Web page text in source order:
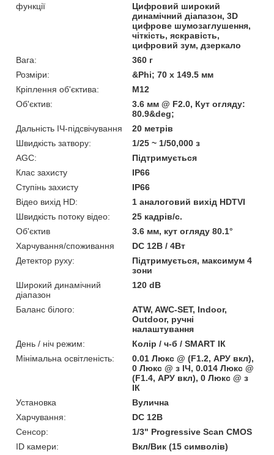
функції
Цифровий широкий
динамічний діапазон, 3D
цифрове шумозаглушення,
чіткість, яскравість,
цифровий зум, дзеркало
Вага:
360 г
Розміри:
&Phi; 70 х 149.5 мм
Кріплення об'єктива:
М12
Об'єктив:
3.6 мм @ F2.0, Кут огляду:
80.9&deg;
Дальність ІЧ-підсвічування
20 метрів
Швидкість затвору:
1/25 ~ 1/50,000 з
AGC:
Підтримується
Клас захисту
IP66
Ступінь захисту
IP66
Відео вихід HD:
1 аналоговий вихід HDTVI
Швидкість потоку відео:
25 кадрів/с.
Об'єктив
3.6 мм, кут огляду 80.1°
Харчування/споживання
DC 12В / 4Вт
Детектор руху:
Підтримується, максимум 4
зони
Широкий динамічний
діапазон
120 dB
Баланс білого:
ATW, AWC-SET, Indoor,
Outdoor, ручні
налаштування
День / ніч режим:
Колір / ч-б / SMART ІК
Мінімальна освітленість:
0.01 Люкс @ (F1.2, АРУ вкл),
0 Люкс @ з ІЧ, 0.014 Люкс @
(F1.4, АРУ вкл), 0 Люкс @ з
ІК
Установка
Вулична
Харчування:
DC 12В
Сенсор:
1/3" Progressive Scan CMOS
ID камери:
Вкл/Вик (15 символів)